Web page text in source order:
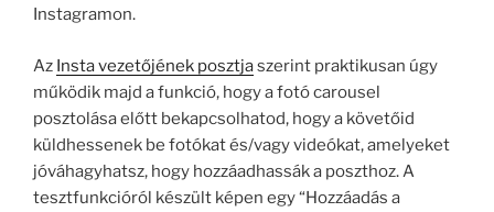
Instagramon.
Az Insta vezetőjének posztjaszerint praktikusan úgy
működik majd a funkció, hogy a fotó carousel
posztolása előtt bekapcsolhatod, hogy a követőid
küldhessenek be fotókat és/vagy videókat, amelyeket
jóváhagyhatsz, hogy hozzáadhassák a poszthoz. A
tesztfunkcióról készült képen egy “Hozzáadás a